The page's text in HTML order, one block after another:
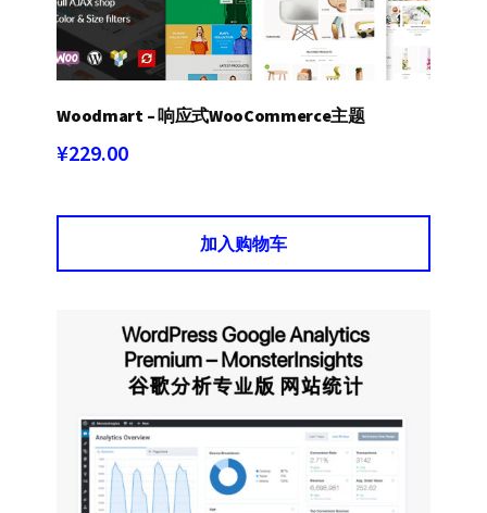
Woodmart – 响应式WooCommerce主题
¥229.00
加入购物车